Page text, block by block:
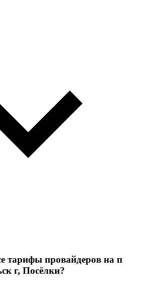
тарифы провайдеров на п
г, Посёлки?